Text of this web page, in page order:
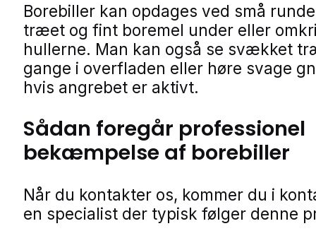
Borebiller kan opdages ved små
træet og fint boremel under eller
hullerne. Man kan også se svækket
gange i overfladen eller høre svage
hvis angrebet er aktivt.
Sådan foregår professionel
bekæmpelse af borebiller
Når du kontakter os, kommer du i
en specialist der typisk følger denne